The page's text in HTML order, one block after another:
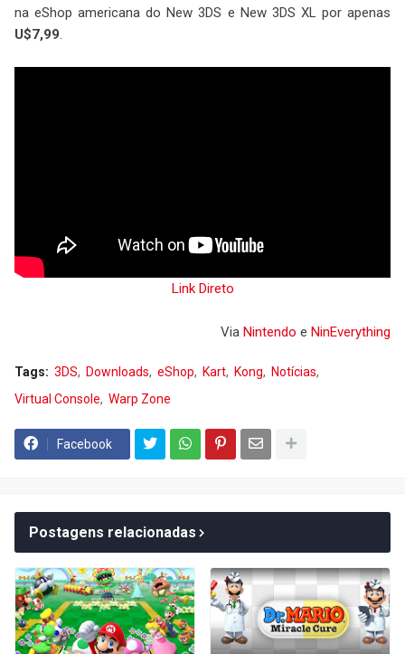
na eShop americana do New 3DS e New 3DS XL por apenas
U$7,99.
Link Direto
Via Nintendo e NinEverything
Tags: 3DS Downloads eShop Kart Kong
Notícias
Virtual Console
Warp Zone
Facebook
Postagens relacionadas